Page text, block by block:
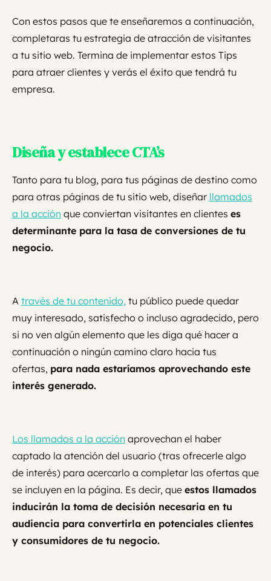
Con estos pasos que te enseñaremos a continuación,
completaras tu estrategia de atracción de visitantes
a tu sitio web. Termina de implementar estos Tips
para atraer clientes y verás el éxito que tendrá tu
empresa.
Diseña y establece CTA’s
Tanto para tu blog, para tus páginas de destino como
para otras páginas de tu sitio web, diseñar llamados
a la acción que conviertan visitantes en clientes es
determinante para la tasa de conversiones de tu
negocio.
A través de tu contenido, tu público puede quedar
muy interesado, satisfecho o incluso agradecido, pero
si no ven algún elemento que les diga qué hacer a
continuación o ningún camino claro hacia tus
ofertas, para nada estaríamos aprovechando este
interés generado.
Los llamados a la acción aprovechan el haber
captado la atención del usuario (tras ofrecerle algo
de interés) para acercarlo a completar las ofertas que
se incluyen en la página. Es decir, que estos llamados
inducirán la toma de decisión necesaria en tu
audiencia para convertirla en potenciales clientes
y consumidores de tu negocio.